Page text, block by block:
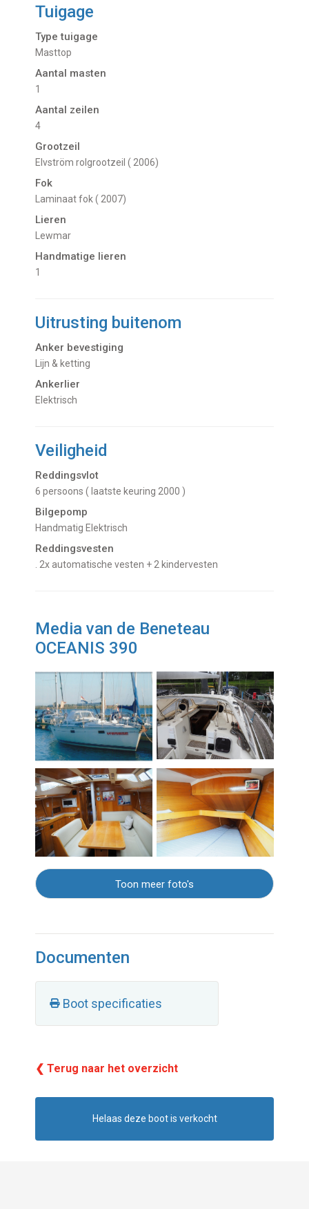
Tuigage
Type tuigage
Masttop
Aantal masten
1
Aantal zeilen
4
Grootzeil
Elvström rolgrootzeil ( 2006)
Fok
Laminaat fok ( 2007)
Lieren
Lewmar
Handmatige lieren
1
Uitrusting buitenom
Anker bevestiging
Lijn & ketting
Ankerlier
Elektrisch
Veiligheid
Reddingsvlot
6 persoons ( laatste keuring 2000 )
Bilgepomp
Handmatig Elektrisch
Reddingsvesten
. 2x automatische vesten + 2 kindervesten
Media van de Beneteau
OCEANIS 390
Toon meer foto's
Documenten
Boot specificaties
❮ Terug naar het overzicht
Helaas deze boot is verkocht